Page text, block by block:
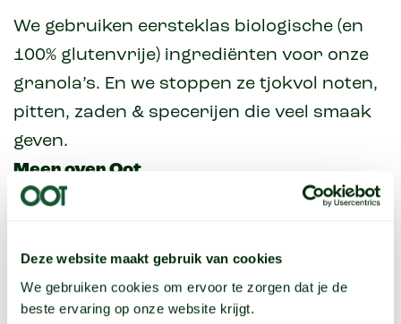
Deze website maakt gebruik van cookies
We gebruiken cookies om ervoor te zorgen dat je de
beste ervaring op onze website krijgt.
We gebruiken eersteklas biologische (en
100% glutenvrije) ingrediënten voor onze
granola’s. En we stoppen ze tjokvol noten,
pitten, zaden & specerijen die veel smaak
geven.
Meer over Oot